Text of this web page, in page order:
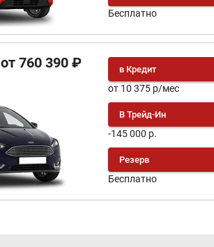
Бесплатно
от 760 390 ₽ в Кредит
от 10 375 р/мес
В Трейд-Ин
-145 000 р.
Резерв
Бесплатно